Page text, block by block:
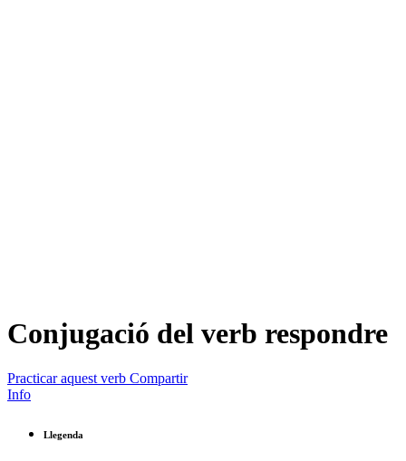
Conjugació del verb respondre
Practicar aquest verb Compartir
Info
Llegenda